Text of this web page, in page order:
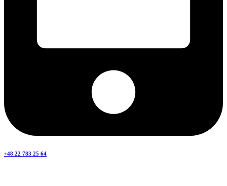
+48 22 783 25 64